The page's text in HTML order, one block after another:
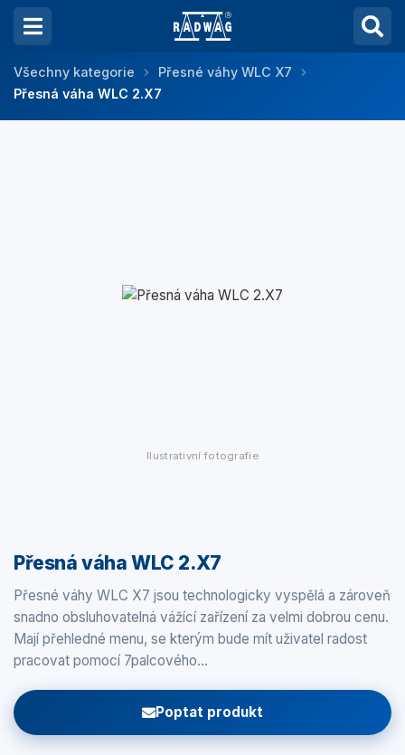
Všechny kategorie
Přesné váhy WLC X7
Přesná váha WLC 2.X7
Ilustrativní fotografie
Přesná váha WLC 2.X7
Přesné váhy WLC X7 jsou technologicky vyspělá a zároveň
snadno obsluhovatelná vážící zařízení za velmi dobrou cenu.
Mají přehledné menu, se kterým bude mít uživatel radost
pracovat pomocí 7palcového…
Poptat produkt